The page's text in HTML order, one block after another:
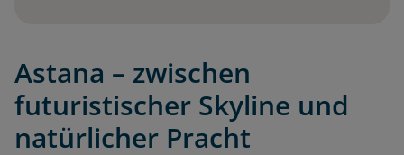
Astana – zwischen
futuristischer Skyline und
natürlicher Pracht